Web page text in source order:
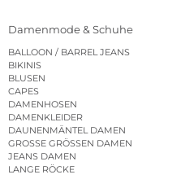
Damenmode & Schuhe
BALLOON / BARREL JEANS
BIKINIS
BLUSEN
CAPES
DAMENHOSEN
DAMENKLEIDER
DAUNENMÄNTEL DAMEN
GROSSE GRÖSSEN DAMEN
JEANS DAMEN
LANGE RÖCKE